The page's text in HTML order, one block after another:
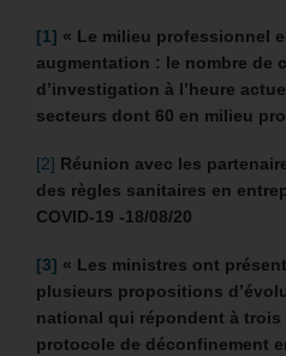
[1] « Le milieu professionnel
augmentation : le nombre de
d’investigation à l’heure
secteurs dont 60 en milieu
[2] Réunion avec les
des règles sanitaires en
COVID-19 -18/08/20
[3] « Les ministres ont
plusieurs propositions
national qui répondent à
protocole de déconfinement